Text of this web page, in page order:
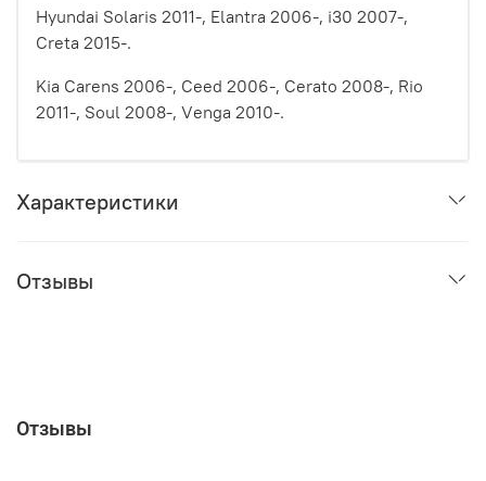
Hyundai Sоlаris 2011-, Elantra 2006-, i30 2007-,
Creta 2015-.
Kia Cаrеns 2006-, Сееd 2006-, Сеrаtо 2008-, Riо
2011-, Sоul 2008-, Vеngа 2010-.
Характеристики
Отзывы
Отзывы